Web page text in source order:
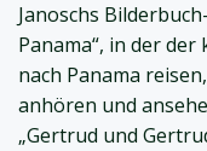
Janoschs
Panama“, in der
nach Panama
anhören und
„Gertrud und